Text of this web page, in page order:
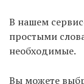
В нашем
простыми
необходимые.
Вы можете